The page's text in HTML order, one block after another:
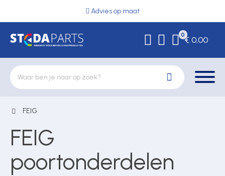
Advies op maat
0
€ 0,00
Deurbeslag
Elektrische vergrendeling
FEIG
FEIG
poortonderdelen